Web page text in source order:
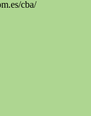
cba/